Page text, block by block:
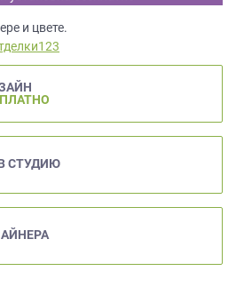
и цвете.
СТУДИЮ